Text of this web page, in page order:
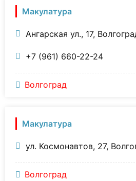
Макулатура
Ангарская ул., 17,
+7 (961) 660-22-24
Волгоград
Макулатура
ул. Космонавтов, 27,
Волгоград